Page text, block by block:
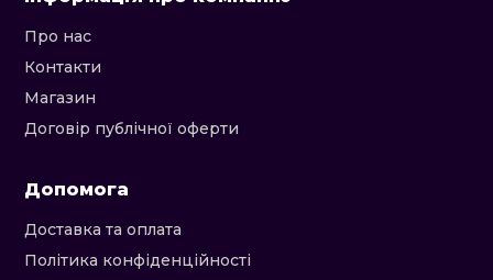
Про нас
Контакти
Магазин
Договір публічної оферти
Допомога
Доставка та оплата
Політика конфіденційності